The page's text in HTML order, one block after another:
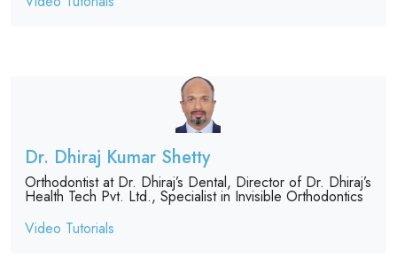
Dr. Dhiraj Kumar Shetty
Orthodontist at Dr. Dhiraj’s Dental, Director of Dr. Dhiraj’s
Health Tech Pvt. Ltd., Specialist in Invisible Orthodontics
Video Tutorials